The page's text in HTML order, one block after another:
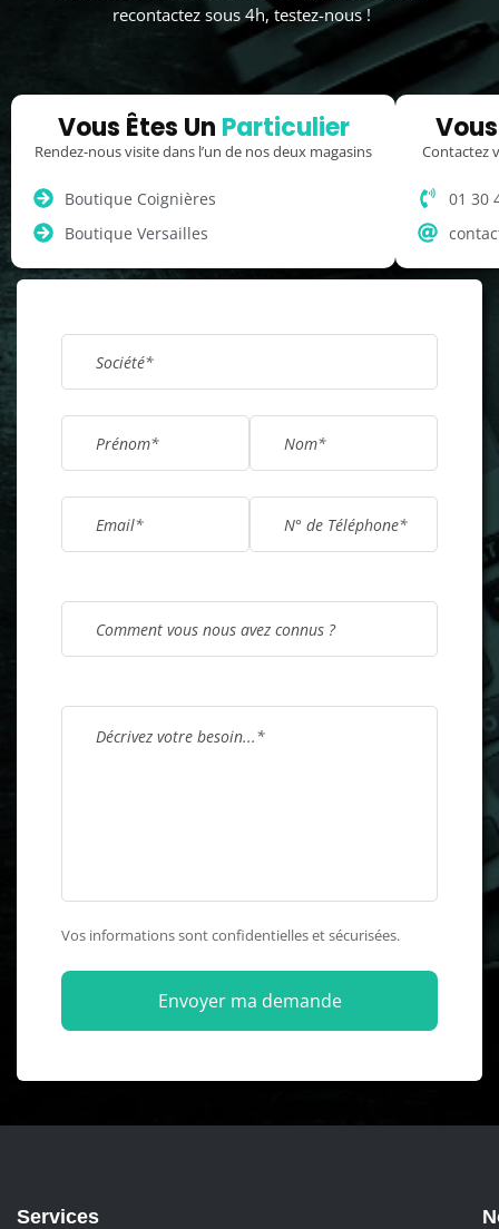
Vos informations sont confidentielles et sécurisées.
recontactez sous 4h, testez-nous !
Vous Êtes Un Particulier
Rendez-nous visite dans l’un de nos deux magasins
Boutique Coignières
Boutique Versailles
Contactez
01 30
Services